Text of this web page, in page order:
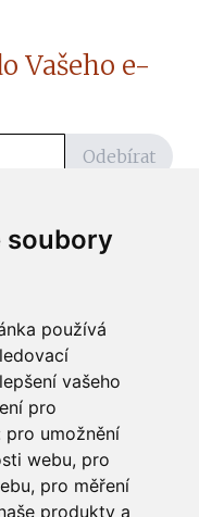
soubory
používá
vašeho
pro
pro umožnění
webu, pro
, pro měření
produkty a
Vašeho e-
Odebírat
ze ČtiDoma.cz do mé e-
Chcete
Chalupu: